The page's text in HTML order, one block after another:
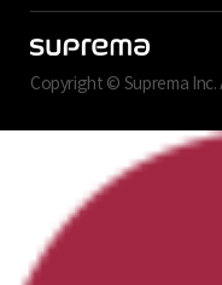
Copyright © Suprema